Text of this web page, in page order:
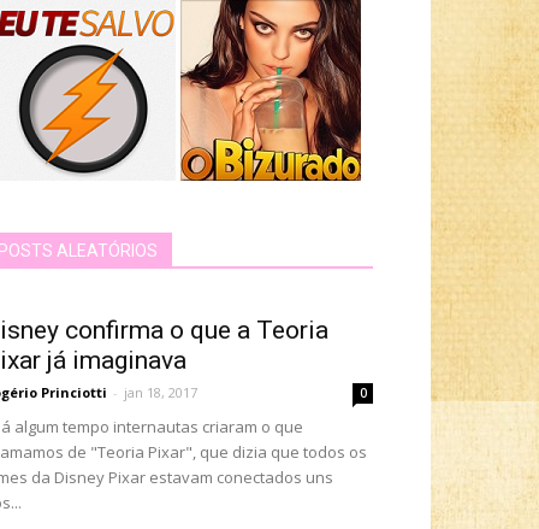
ALEATÓRIOS
confirma o que a Teoria
já imaginava
Princiotti - jan 18, 2017 0
algum tempo internautas criaram o que
de "Teoria Pixar", que dizia que todos os
da Disney Pixar estavam conectados uns